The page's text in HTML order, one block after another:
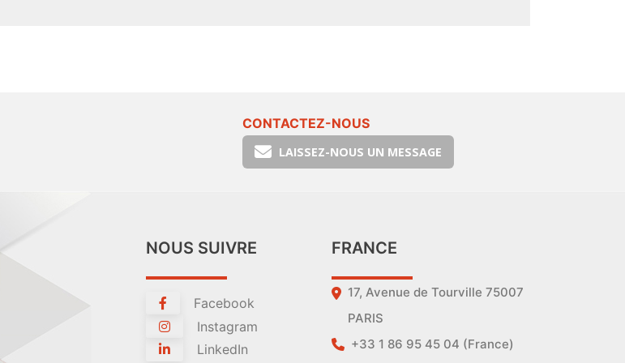
CONTACTEZ-NOUS
LAISSEZ-NOUS UN MESSAGE
NOUS SUIVRE
Facebook
Instagram
LinkedIn
FRANCE
17, Avenue de Tourville 75007
PARIS
+33 1 86 95 45 04 (France)